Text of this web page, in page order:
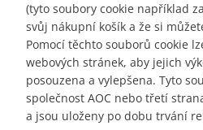
(tyto soubory cookie například
svůj nákupní košík a že si
Pomocí těchto souborů cookie
webových stránek, aby jejich
posouzena a vylepšena. Tyto
společnost AOC nebo třetí
a jsou uloženy po dobu trvání